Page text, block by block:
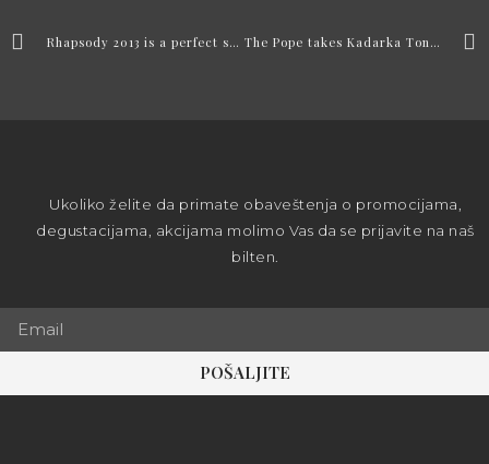
Rhapsody 2013 is a perfect shot of the Croatian winery Tonković from Subotica. The Pope takes Kadarka Tonković, beautiful wines from the north of Bačka.
Ukoliko želite da primate obaveštenja o promocijama,
degustacijama, akcijama molimo Vas da se prijavite na naš
bilten.
POŠALJITE